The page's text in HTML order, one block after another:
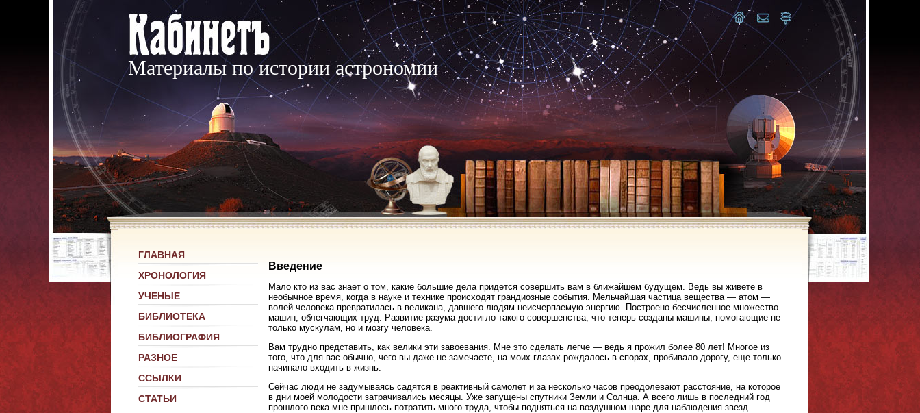
Материалы по истории астрономии
ГЛАВНАЯ
ХРОНОЛОГИЯ
УЧЕНЫЕ
БИБЛИОТЕКА
БИБЛИОГРАФИЯ
РАЗНОЕ
ССЫЛКИ
СТАТЬИ
Введение
Мало кто из вас знает о том, какие большие дела придется совершить вам в ближайшем будущем. Ведь вы живете в
необычное время, когда в науке и технике происходят грандиозные события. Мельчайшая частица вещества — атом —
волей человека превратилась в великана, давшего людям неисчерпаемую энергию. Построено бесчисленное множество
машин, облегчающих труд. Развитие разума достигло такого совершенства, что теперь созданы машины, помогающие не
только мускулам, но и мозгу человека.
Вам трудно представить, как велики эти завоевания. Мне это сделать легче — ведь я прожил более 80 лет! Многое из
того, что для вас обычно, чего вы даже не замечаете, на моих глазах рождалось в спорах, пробивало дорогу, еще только
начинало входить в жизнь.
Сейчас люди не задумываясь садятся в реактивный самолет и за несколько часов преодолевают расстояние, на которое
в дни моей молодости затрачивались месяцы. Уже запущены спутники Земли и Солнца. А всего лишь в последний год
прошлого века мне пришлось потратить много труда, чтобы подняться на воздушном шаре для наблюдения звезд.